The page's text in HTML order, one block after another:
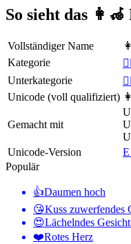
So sieht das
Vollständiger Name
Kategorie
Unterkategorie
Unicode (voll qualifiziert)
Gemacht mit
Unicode-Version
Populär
👍Daumen hoch
😘Kuss zuwerfendes
😍Lächelndes
❤️Rotes Herz